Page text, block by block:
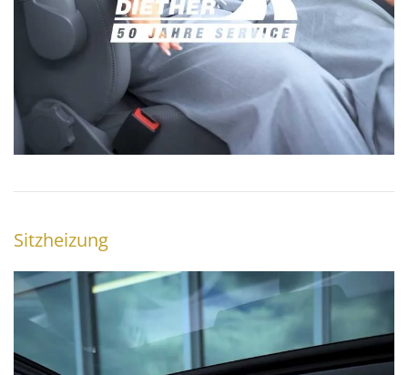
Sitzheizung